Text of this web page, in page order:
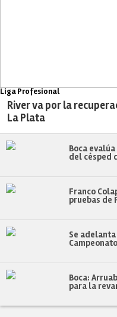
Liga Profesional
River va por la
La Plata
Boca
del césped
Franco
pruebas de
Se
Boca:
para la